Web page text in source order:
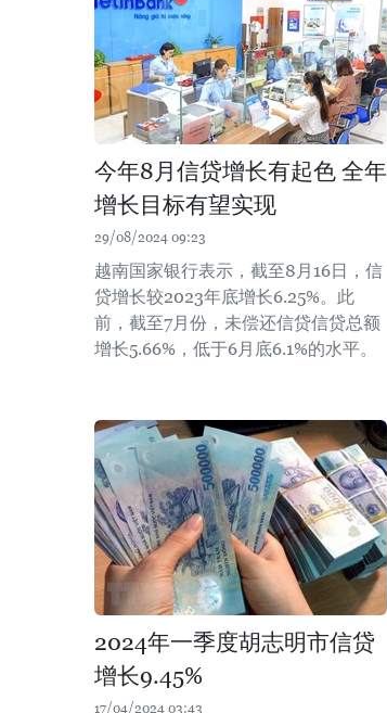
今年8月信贷增长有起色 全年
增长目标有望实现
29/08/2024 09:23
越南国家银行表示，截至8月16日，信
贷增长较2023年底增长6.25%。此
前，截至7月份，未偿还信贷信贷总额
增长5.66%，低于6月底6.1%的水平。
2024年一季度胡志明市信贷
增长9.45%
17/04/2024 03:43